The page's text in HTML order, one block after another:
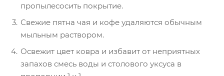
пропылесосить покрытие.
Свежие пятна чая и кофе удаляются обычным
мыльным раствором.
Освежит цвет ковра и избавит от неприятных
запахов смесь воды и столового уксуса в